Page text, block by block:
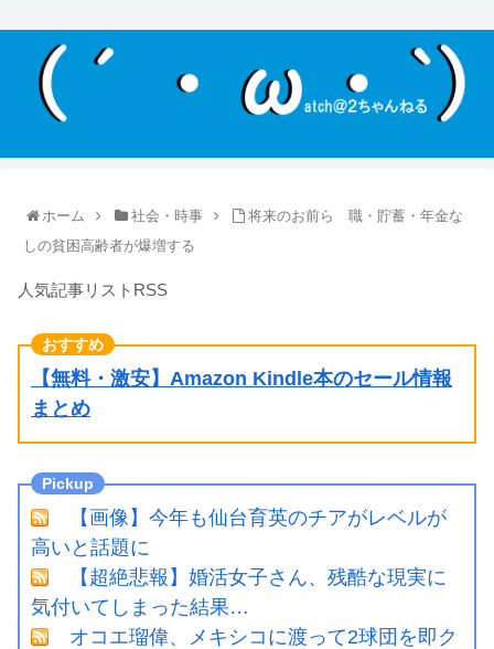
ホーム 社会・時事
将来のお前ら 職・貯蓄・年金な
しの貧困高齢者が爆増する
人気記事リストRSS
【無料・激安】Amazon Kindle本のセール情報
まとめ
【画像】今年も仙台育英のチアがレベルが
高いと話題に
【超絶悲報】婚活女子さん、残酷な現実に
気付いてしまった結果…
オコエ瑠偉、メキシコに渡って2球団を即ク